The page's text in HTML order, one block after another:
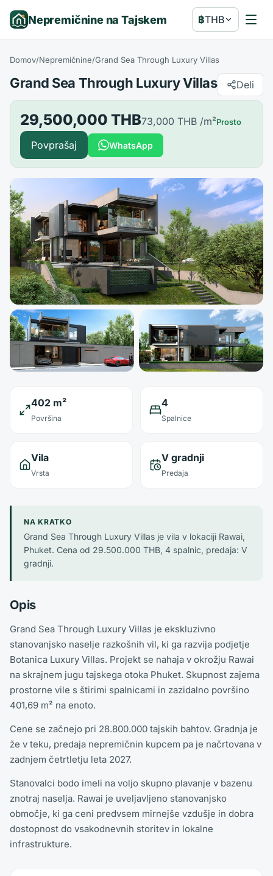
Nepremičnine na Tajskem ฿THB
Domov/Nepremičnine/Grand Sea Through Luxury Villas
Grand Sea Through Luxury Villas Deli
29,500,000 THB73,000 THB /m²Prosto
Povprašaj WhatsApp
402 m²
Površina
4
Spalnice
Vila
Vrsta
V gradnji
Predaja
NA KRATKO
Grand Sea Through Luxury Villas je vila v lokaciji Rawai,
Phuket. Cena od 29.500.000 THB, 4 spalnic, predaja: V
gradnji.
Opis
Grand Sea Through Luxury Villas je ekskluzivno
stanovanjsko naselje razkošnih vil, ki ga razvija podjetje
Botanica Luxury Villas. Projekt se nahaja v okrožju Rawai
na skrajnem jugu tajskega otoka Phuket. Skupnost zajema
prostorne vile s štirimi spalnicami in zazidalno površino
401,69 m² na enoto.
Cene se začnejo pri 28.800.000 tajskih bahtov. Gradnja je
že v teku, predaja nepremičnin kupcem pa je načrtovana v
zadnjem četrtletju leta 2027.
Stanovalci bodo imeli na voljo skupno plavanje v bazenu
znotraj naselja. Rawai je uveljavljeno stanovanjsko
območje, ki ga ceni predvsem mirnejše vzdušje in dobra
dostopnost do vsakodnevnih storitev in lokalne
infrastrukture.